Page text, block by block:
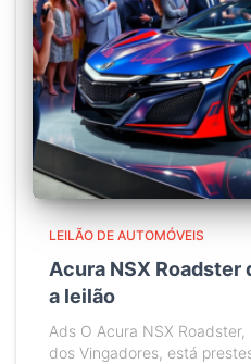
LEILÃO DE AUTOMÓVEIS
Acura NSX Roadster
a leilão
Ads O Acura NSX
dos Vingadores, está